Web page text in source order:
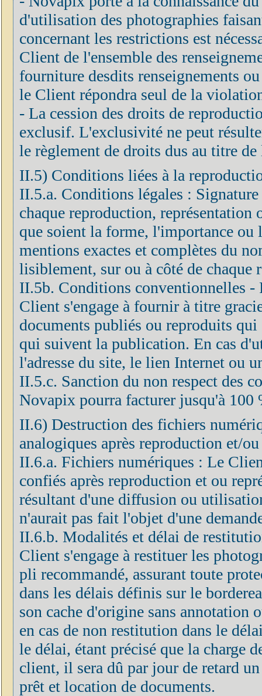
d'utilisation des photographies
concernant les restrictions est
Client de l'ensemble des
fourniture desdits renseignements
le Client répondra seul de la
- La cession des droits de
exclusif. L'exclusivité ne peut
le règlement de droits dus au titre
II.5) Conditions liées à la
II.5.a. Conditions légales :
chaque reproduction,
que soient la forme, l'importance
mentions exactes et complètes du
lisiblement, sur ou à côté de chaque
II.5b. Conditions conventionnelles
Client s'engage à fournir à titre
documents publiés ou reproduits
qui suivent la publication. En cas
l'adresse du site, le lien Internet ou
II.5.c. Sanction du non respect des
Novapix pourra facturer jusqu'à 100
II.6) Destruction des fichiers
analogiques après reproduction et/
II.6.a. Fichiers numériques : Le
confiés après reproduction et ou
résultant d'une diffusion ou
n'aurait pas fait l'objet d'une
II.6.b. Modalités et délai de
Client s'engage à restituer les
pli recommandé, assurant toute
dans les délais définis sur le
son cache d'origine sans
en cas de non restitution dans le
le délai, étant précisé que la charge
client, il sera dû par jour de retard
prêt et location de documents.